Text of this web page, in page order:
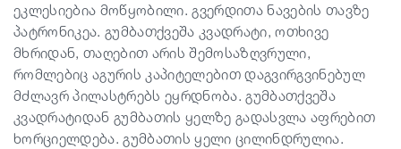
ეკლესიებია მოწყობილი. გვერდითა ნავების თავზე
პატრონიკეა. გუმბათქვეშა კვადრატი, ოთხივე
მხრიდან, თაღებით არის შემოსაზღვრული,
რომლებიც აგურის კაპიტელებით დაგვირგვინებულ
მძლავრ პილასტრებს ეყრდნობა. გუმბათქვეშა
კვადრატიდან გუმბათის ყელზე გადასვლა აფრებით
ხორციელდება. გუმბათის ყელი ცილინდრულია.